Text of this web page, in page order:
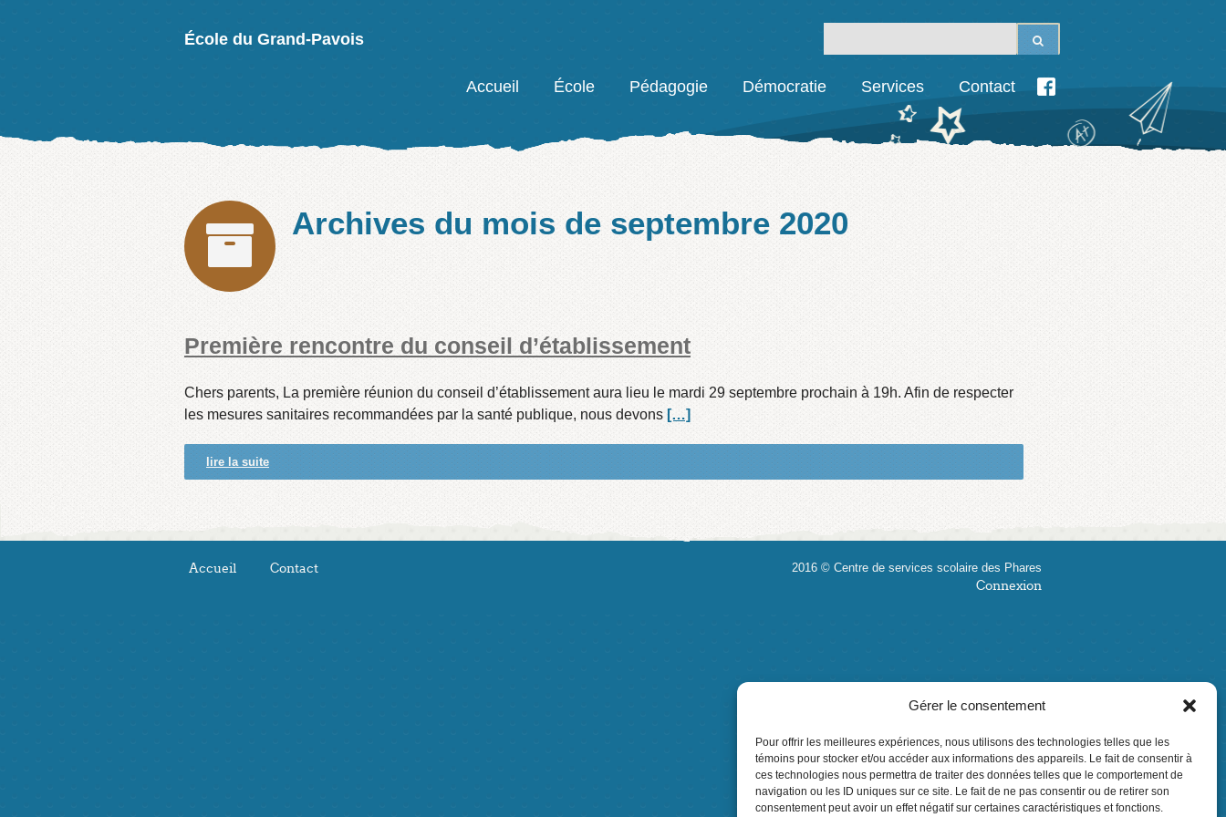
Gérer le consentement
Pour offrir les meilleures expériences, nous utilisons des technologies telles que les
témoins pour stocker et/ou accéder aux informations des appareils. Le fait de consentir à
ces technologies nous permettra de traiter des données telles que le comportement de
navigation ou les ID uniques sur ce site. Le fait de ne pas consentir ou de retirer son
consentement peut avoir un effet négatif sur certaines caractéristiques et fonctions.
École du Grand-Pavois
Accueil École Pédagogie Démocratie Services Contact
Facebook
Archives du mois de septembre 2020
Première rencontre du conseil d’établissement
Chers parents, La première réunion du conseil d’établissement aura lieu le mardi 29 septembre prochain à 19h. Afin de respecter
les mesures sanitaires recommandées par la santé publique, nous devons […]
lire la suite
Accueil Contact 2016 © Centre de services scolaire des Phares
Connexion